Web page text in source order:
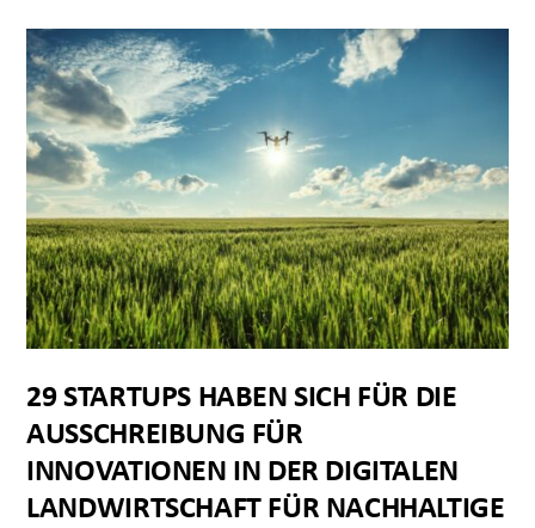
29 STARTUPS HABEN SICH FÜR DIE
AUSSCHREIBUNG FÜR
INNOVATIONEN IN DER DIGITALEN
LANDWIRTSCHAFT FÜR NACHHALTIGE